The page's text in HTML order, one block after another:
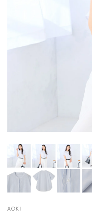
AOKI